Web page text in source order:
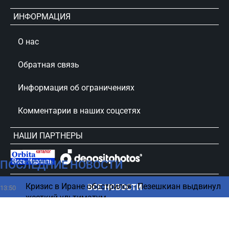
ПОСЛЕДНИЕ НОВОСТИ
13:50
Кризис в Иране обострился - Пезешкиан выдвинул
жесткий ультиматум
ВСЕ НОВОСТИ
ИНФОРМАЦИЯ
О нас
Обратная связь
Информация об ограничениях
Комментарии в наших соцсетях
НАШИ ПАРТНЕРЫ
сursorinfo.co.il © Все права защищены